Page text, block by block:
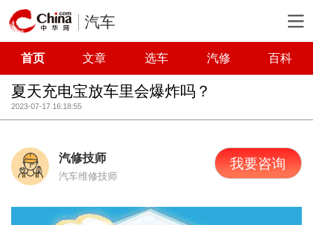
汽车
首页 文章 选车 汽修 百科
夏天充电宝放车里会爆炸吗？
2023-07-17 16:18:55
汽修技师
汽车维修技师
我要咨询